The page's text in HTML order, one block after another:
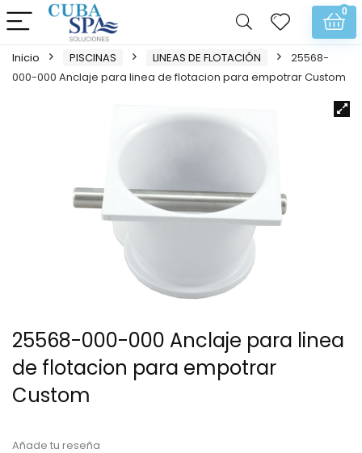
0
Inicio PISCINAS LINEAS DE FLOTACIÓN
25568-
000-000 Anclaje para linea de flotacion para empotrar Custom
25568-000-000 Anclaje para linea
de flotacion para empotrar
Custom
Añade tu reseña